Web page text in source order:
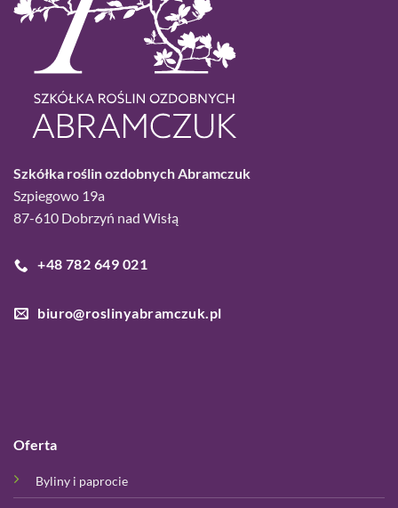
Szkółka roślin ozdobnych Abramczuk
Szpiegowo 19a
87-610 Dobrzyń nad Wisłą
+48 782 649 021
biuro@roslinyabramczuk.pl
Oferta
Byliny i paprocie